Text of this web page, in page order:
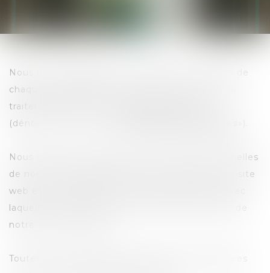
Nous nous engageons à respecter la vie privée de
chaque personne dont nous sommes amenés à
traiter les données à caractère personnel
(dénommées ci-après «
Nous traitons notamment les Données personnelles
de nos clients, des personnes qui visitent notre site
web et plus globalement de toute personne avec
laquelle nous entrons en contact dans le cadre de
notre activité d'avocat.
Toutes vos Données personnelles sont hébergées